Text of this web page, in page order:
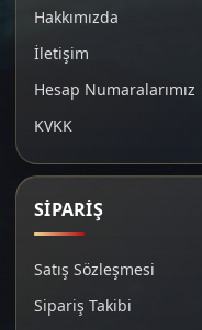
Hakkımızda
İletişim
Hesap Numaralarımız
KVKK
SİPARİŞ
Satış Sözleşmesi
Sipariş Takibi